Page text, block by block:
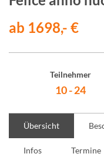
ab 1698,- €
Teilnehmer
10 - 24
Übersicht
Infos Termine